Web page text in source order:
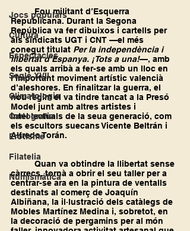
Jocs populars
Cultura
Espectacles
Segle XVII
Climatologia
Cartografia
Erotisme
Filatelia
Numismática
	Fou militant d’Esquerra
Republicana. Durant la Segona
República va fer dibuixos i cartells per
als sindicats UGT i CNT —el més
conegut titulat Per la independència i
llibertat d’Espanya. ¡Tots a una!—, amb
els quals arribà a fer-se amb un lloc en
l’important moviment artístic valencià
d’aleshores. En finalitzar la guerra, el
nou règim el va tindre tancat a la Presó
Model junt amb altres artistes i
intel·lectuals de la seua generació, com
els escultors suecans Vicente Beltrán i
Alfredo Torán.
càrrecs, tornà a obrir el seu taller per a
centrar-se ara en la pintura de ventalls
destinats al comerç de Joaquín
Albiñana, la il·lustració dels catàlegs de
Mobles Martínez Medina i, sobretot, en
la decoració de pergamins per al món